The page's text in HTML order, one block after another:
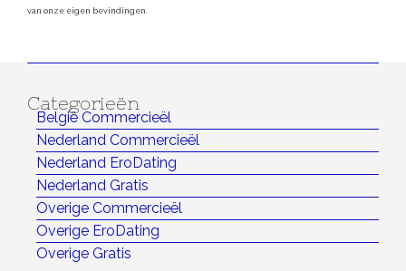
van onze eigen bevindingen.
Categorieën
België Commercieël
Nederland Commercieël
Nederland EroDating
Nederland Gratis
Overige Commercieël
Overige EroDating
Overige Gratis